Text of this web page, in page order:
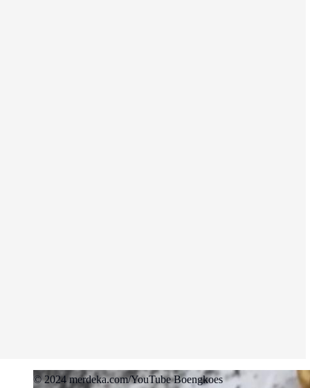
© 2024 merdeka.com/YouTube Boengkoes